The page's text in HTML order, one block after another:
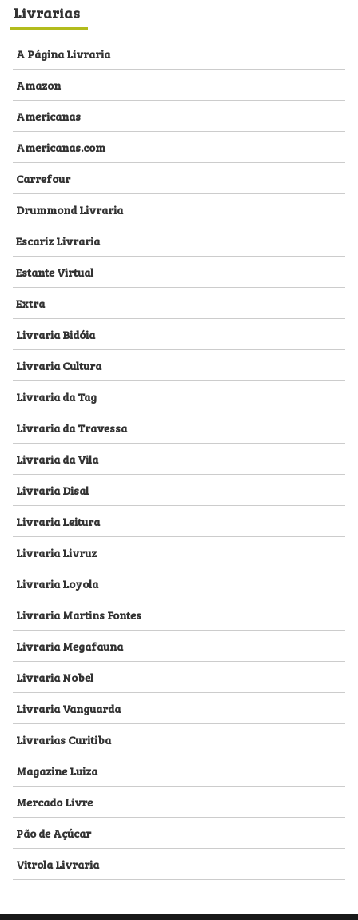
Livrarias
A Página Livraria
Amazon
Americanas
Americanas.com
Carrefour
Drummond Livraria
Escariz Livraria
Estante Virtual
Extra
Livraria Bidóia
Livraria Cultura
Livraria da Tag
Livraria da Travessa
Livraria da Vila
Livraria Disal
Livraria Leitura
Livraria Livruz
Livraria Loyola
Livraria Martins Fontes
Livraria Megafauna
Livraria Nobel
Livraria Vanguarda
Livrarias Curitiba
Magazine Luiza
Mercado Livre
Pão de Açúcar
Vitrola Livraria